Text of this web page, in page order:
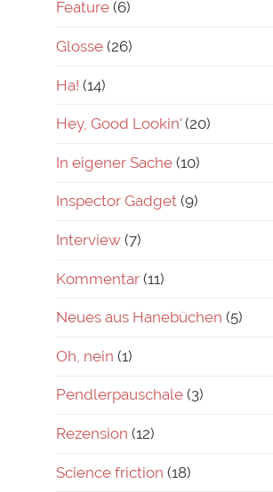
Feature (6)
Glosse (26)
Ha! (14)
Hey, Good Lookin'(20)
In eigener Sache (10)
Inspector Gadget (9)
Interview (7)
Kommentar (11)
Neues aus Hanebüchen (5)
Oh, nein (1)
Pendlerpauschale (3)
Rezension (12)
Science friction (18)